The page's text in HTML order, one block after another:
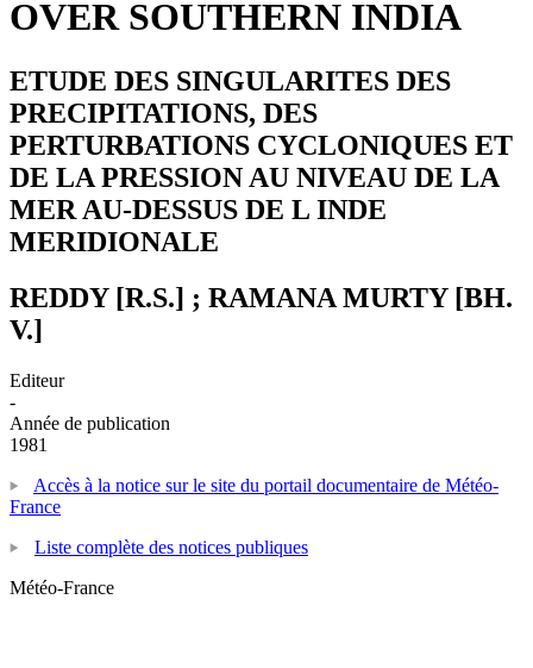
OVER SOUTHERN INDIA
ETUDE DES SINGULARITES DES
PRECIPITATIONS, DES
PERTURBATIONS CYCLONIQUES ET
DE LA PRESSION AU NIVEAU DE LA
MER AU-DESSUS DE L INDE
MERIDIONALE
REDDY [R.S.] ; RAMANA MURTY [BH.
V.]
Editeur
-
Année de publication
1981
Accès à la notice sur le site du portail documentaire de Météo-
France
Liste complète des notices publiques
Météo-France